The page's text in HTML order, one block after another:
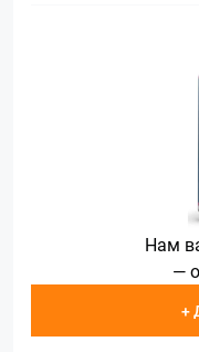
Нам
—
+